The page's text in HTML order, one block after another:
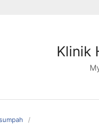
Klinik